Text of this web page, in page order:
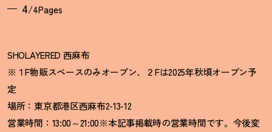
4/4Pages
SHOLAYERED 西麻布
※１F物販スペースのみオープン、２Fは2025年秋頃オープン予
定
場所：東京都港区西麻布2-13-12
営業時間：13:00～21:00※本記事掲載時の営業時間です。今後変